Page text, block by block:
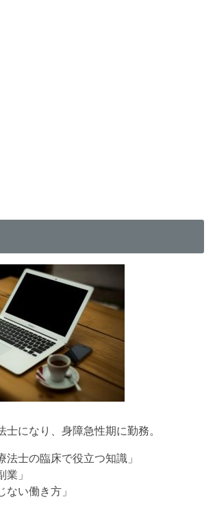
士になり、身障急性期に勤務。
法士の臨床で役立つ知識」
業」
ない働き方」